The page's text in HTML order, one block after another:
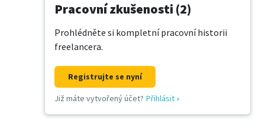
Pracovní zkušenosti (2)
Prohlédněte si kompletní pracovní historii
freelancera.
Registrujte se nyní
Již máte vytvořený účet? Přihlásit»